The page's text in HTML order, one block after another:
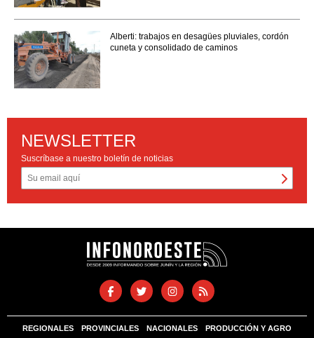
Alberti: trabajos en desagües pluviales, cordón
cuneta y consolidado de caminos
NEWSLETTER
Suscríbase a nuestro boletín de noticias
REGIONALES PROVINCIALES NACIONALES PRODUCCIÓN Y AGRO